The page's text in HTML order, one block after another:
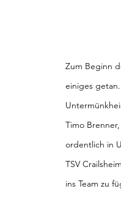
Zum Beginn
einiges
Timo
ordentlich in
TSV
ins Team zu